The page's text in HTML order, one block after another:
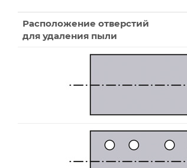
Расположение отверстий
для удаления пыли